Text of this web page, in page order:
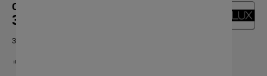
Cena:
37,42 zł
30,42 zł netto